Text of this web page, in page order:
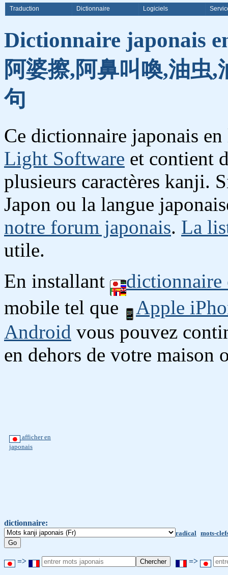
Traduction Dictionnaire Logiciels
Dictionnaire japonais
阿婆擦,阿鼻叫喚,油虫
句
Ce dictionnaire japonais
Light Software et contient
plusieurs caractères kanji.
Japon ou la langue
notre forum japonais. La
utile.
En installant
mobile tel que
Apple
Android vous pouvez
en dehors de votre maison
afficher en
japonais
dictionnaire:
radical mots-
=> =>